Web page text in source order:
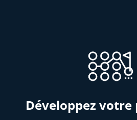
Développez